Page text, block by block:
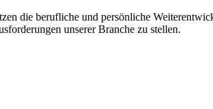
die berufliche und persönliche
unserer Branche zu stellen.